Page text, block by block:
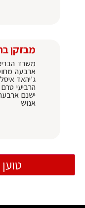
מבזקן
משרד
ארבעה
הרביעי
ישנם
אנוש